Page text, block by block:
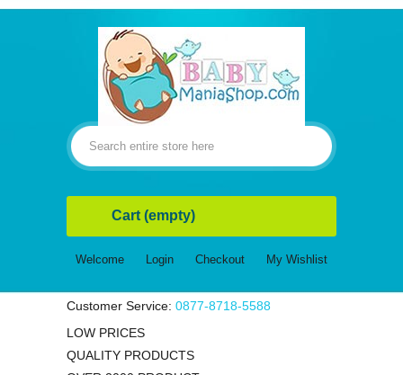
Customer Service: 0877-8718-5588
LOW PRICES
QUALITY PRODUCTS
Cart (empty)
Welcome Login Checkout My Wishlist